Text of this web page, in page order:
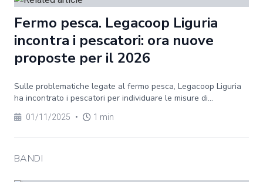
Fermo pesca. Legacoop Liguria
incontra i pescatori: ora nuove
proposte per il 2026
Sulle problematiche legate al fermo pesca, Legacoop Liguria
ha incontrato i pescatori per individuare le misure di...
01/11/2025 • 1 min
BANDI